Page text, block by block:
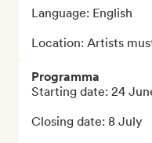
Language: English
Location: Artists
Programma
Starting date: 24
Closing date: 8 July